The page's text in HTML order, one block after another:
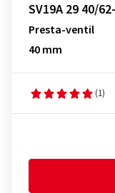
SV19A 29 40/
Presta-ventil
40 mm
(1)